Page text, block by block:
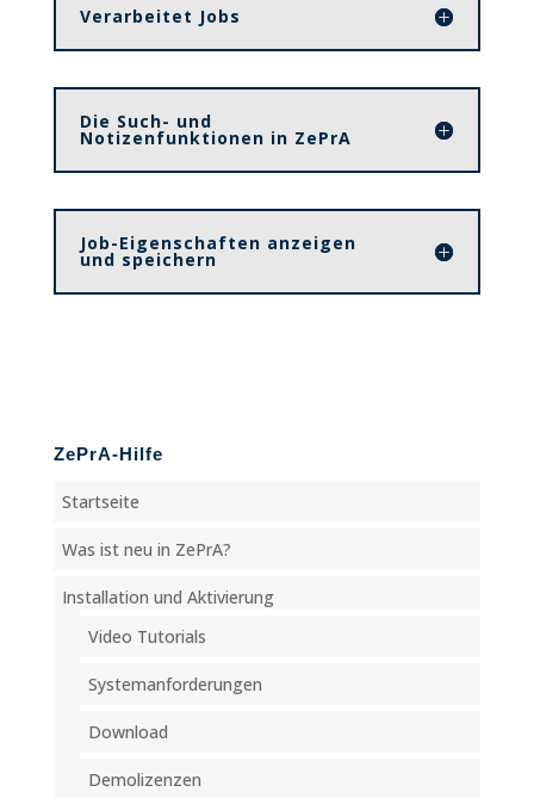
Verarbeitet Jobs
Die Such- und
Notizenfunktionen in ZePrA
Job-Eigenschaften anzeigen
und speichern
ZePrA-Hilfe
Startseite
Was ist neu in ZePrA?
Installation und Aktivierung
Video Tutorials
Systemanforderungen
Download
Demolizenzen